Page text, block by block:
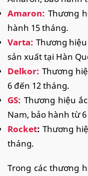
Amaron: Thương
hành 15 tháng.
Varta: Thương
sản xuất tại Hàn
Delkor: Thương
6 đến 12 tháng.
GS: Thương hiệu
Nam, bảo hành từ
Rocket: Thương
tháng.
Trong các thương